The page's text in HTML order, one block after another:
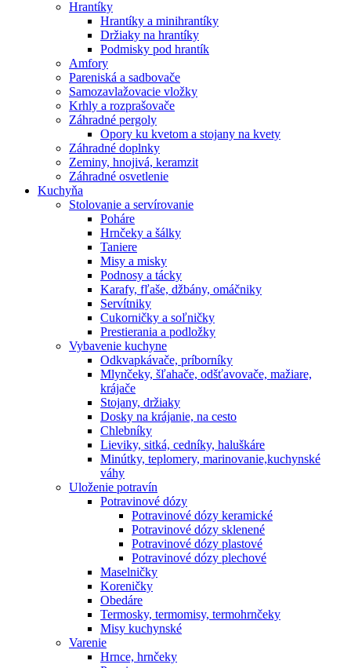
Hrantíky
Hrantíky a minihrantíky
Držiaky na hrantíky
Podmisky pod hrantík
Amfory
Pareniská a sadbovače
Samozavlažovacie vložky
Krhly a rozprašovače
Záhradné pergoly
Opory ku kvetom a stojany na kvety
Záhradné doplnky
Zeminy, hnojivá, keramzit
Záhradné osvetlenie
Kuchyňa
Stolovanie a servírovanie
Poháre
Hrnčeky a šálky
Taniere
Misy a misky
Podnosy a tácky
Karafy, fľaše, džbány, omáčniky
Servítniky
Cukorničky a soľničky
Prestierania a podložky
Vybavenie kuchyne
Odkvapkávače, príborníky
Mlynčeky, šľahače, odšťavovače, mažiare,
krájače
Stojany, držiaky
Dosky na krájanie, na cesto
Chlebníky
Lieviky, sitká, cedníky, haluškáre
Minútky, teplomery, marinovanie,kuchynské
váhy
Uloženie potravín
Potravinové dózy
Potravinové dózy keramické
Potravinové dózy sklenené
Potravinové dózy plastové
Potravinové dózy plechové
Maselničky
Koreničky
Obedáre
Termosky, termomisy, termohrnčeky
Misy kuchynské
Varenie
Hrnce, hrnčeky